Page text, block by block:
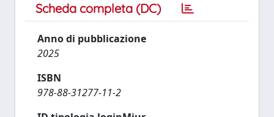
Scheda completa (DC)
Anno di pubblicazione
2025
ISBN
978-88-31277-11-2